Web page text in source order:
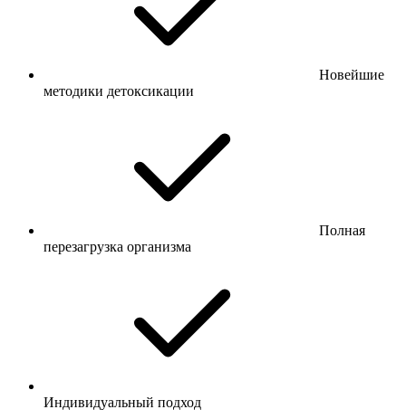
Новейшие
методики детоксикации
Полная
перезагрузка организма
Индивидуальный подход